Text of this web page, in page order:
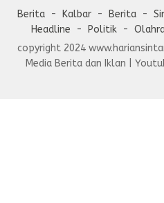
Berita Kalbar Berita
Headline
Politik
copyright 2024
Media Berita dan Iklan |